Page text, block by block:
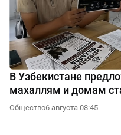
В Узбекистане
махаллям и домам
Общество6 августа 08:45